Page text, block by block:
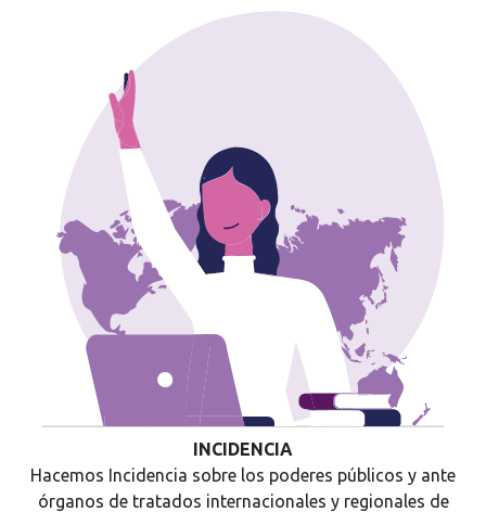
INCIDENCIA
Hacemos Incidencia sobre los poderes públicos y ante
órganos de tratados internacionales y regionales de